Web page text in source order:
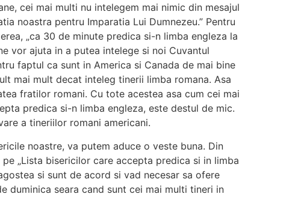
cei mai multi nu intelegem mai nimic din mesajul
noastra pentru Imparatia Lui Dumnezeu.” Pentru
„ca 30 de minute predica si-n limba engleza la
vor ajuta in a putea intelege si noi Cuvantul
faptul ca sunt in America si Canada de mai bine
mai mult decat inteleg tinerii limba romana. Asa
fratilor romani. Cu tote acestea asa cum cei mai
predica si-n limba engleza, este destul de mic.
a tineriilor romani americani.
noastre, va putem aduce o veste buna. Din
„Lista bisericilor care accepta predica si in limba
si sunt de acord si vad necesar sa ofere
duminica seara cand sunt cei mai multi tineri in